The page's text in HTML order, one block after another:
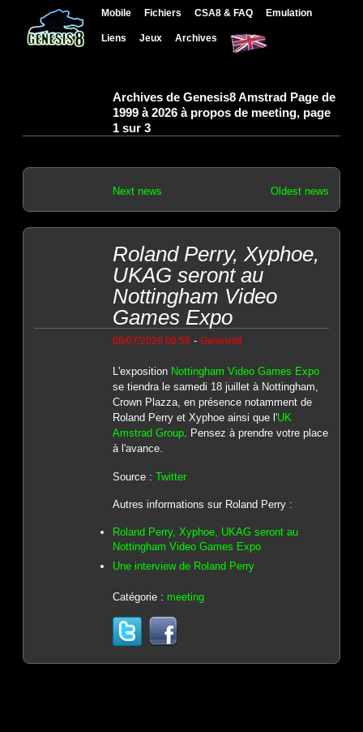
Mobile Fichiers CSA8 & FAQ Emulation
Liens Jeux Archives
Archives de Genesis8 Amstrad Page de
1999 à 2026 à propos de meeting, page
1 sur 3
Next news Oldest news
Roland Perry, Xyphoe,
UKAG seront au
Nottingham Video
Games Expo
08/07/2026 08:59 - Genesis8
L'exposition Nottingham Video Games Expo
se tiendra le samedi 18 juillet à Nottingham,
Crown Plazza, en présence notamment de
Roland Perry et Xyphoe ainsi que l'UK
Amstrad Group. Pensez à prendre votre place
à l'avance.
Source : Twitter
Autres informations sur Roland Perry :
Roland Perry, Xyphoe, UKAG seront au
Nottingham Video Games Expo
Une interview de Roland Perry
Catégorie : meeting